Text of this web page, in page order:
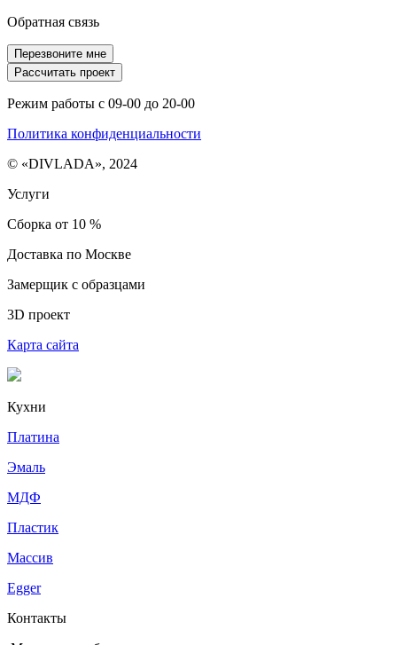
Обратная связь
Перезвоните мне
Рассчитать проект
Режим работы с 09-00 до 20-00
Политика конфиденциальности
© «DIVLADA», 2024
Услуги
Сборка от 10 %
Доставка по Москве
Замерщик с образцами
3D проект
Карта сайта
Кухни
Платина
Эмаль
МДФ
Пластик
Массив
Egger
Контакты